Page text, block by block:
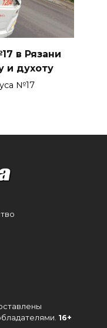
в Рязани
и духоту
№17
16+